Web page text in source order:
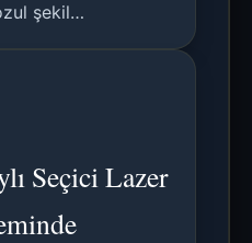
şekil
Seçici Lazer